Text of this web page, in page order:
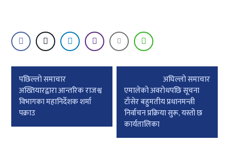
Post
navigation
पछिल्लाे समाचार
अख्तियारद्वारा आन्तरिक राजश्व
विभागका महानिर्देशक शर्मा
पक्राउ
अघिल्लाे समाचार
एमालेको अवराेधपछि सूचना
टाँसेर बहुमतीय प्रधानमन्त्री
निर्वाचन प्रक्रिया सुरू, यस्तो छ
कार्यतालिका